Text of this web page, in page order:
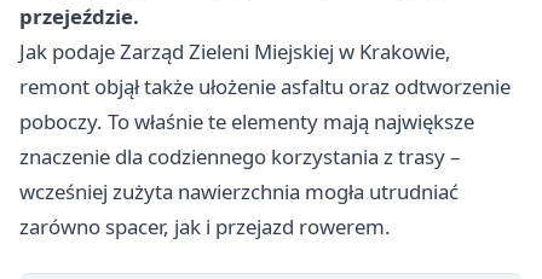
przejeździe.
Jak podaje Zarząd Zieleni Miejskiej w Krakowie,
remont objął także ułożenie asfaltu oraz odtworzenie
poboczy. To właśnie te elementy mają największe
znaczenie dla codziennego korzystania z trasy –
wcześniej zużyta nawierzchnia mogła utrudniać
zarówno spacer, jak i przejazd rowerem.